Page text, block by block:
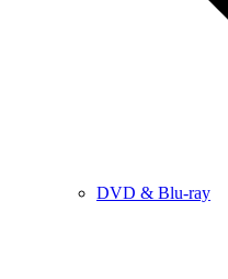
DVD & Blu-ray